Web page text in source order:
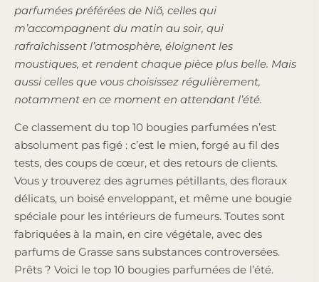
parfumées préférées de Niõ, celles qui
m’accompagnent du matin au soir, qui
rafraîchissent l’atmosphère, éloignent les
moustiques, et rendent chaque pièce plus belle. Mais
aussi celles que vous choisissez régulièrement,
notamment en ce moment en attendant l’été.
Ce classement du top 10 bougies parfumées n’est
absolument pas figé : c’est le mien, forgé au fil des
tests, des coups de cœur, et des retours de clients.
Vous y trouverez des agrumes pétillants, des floraux
délicats, un boisé enveloppant, et même une bougie
spéciale pour les intérieurs de fumeurs. Toutes sont
fabriquées à la main, en cire végétale, avec des
parfums de Grasse sans substances controversées.
Prêts ? Voici le top 10 bougies parfumées de l’été.